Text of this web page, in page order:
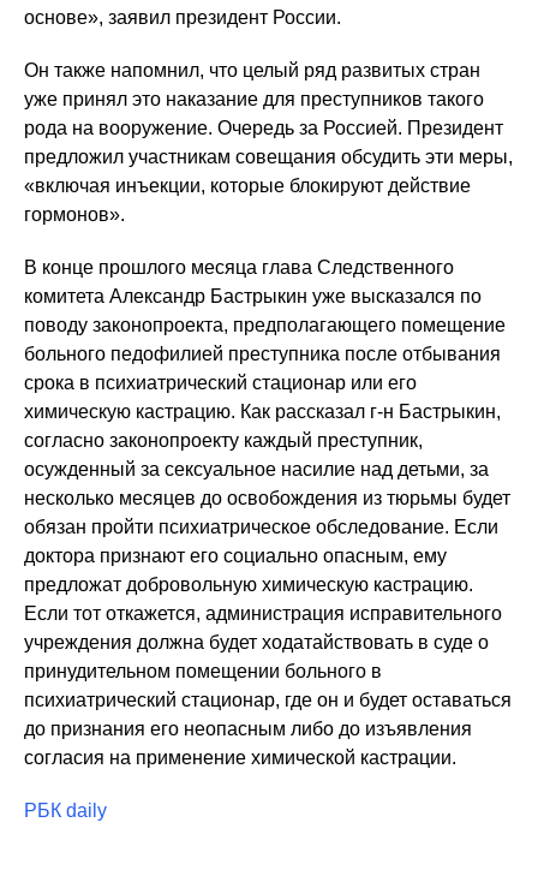
основе», заявил президент России.
Он также напомнил, что целый ряд развитых стран
уже принял это наказание для преступников такого
рода на вооружение. Очередь за Россией. Президент
предложил участникам совещания обсудить эти меры,
«включая инъекции, которые блокируют действие
гормонов».
В конце прошлого месяца глава Следственного
комитета Александр Бастрыкин уже высказался по
поводу законопроекта, предполагающего помещение
больного педофилией преступника после отбывания
срока в психиатрический стационар или его
химическую кастрацию. Как рассказал г-н Бастрыкин,
согласно законопроекту каждый преступник,
осужденный за сексуальное насилие над детьми, за
несколько месяцев до освобождения из тюрьмы будет
обязан пройти психиатрическое обследование. Если
доктора признают его социально опасным, ему
предложат добровольную химическую кастрацию.
Если тот откажется, администрация исправительного
учреждения должна будет ходатайствовать в суде о
принудительном помещении больного в
психиатрический стационар, где он и будет оставаться
до признания его неопасным либо до изъявления
согласия на применение химической кастрации.
РБК daily